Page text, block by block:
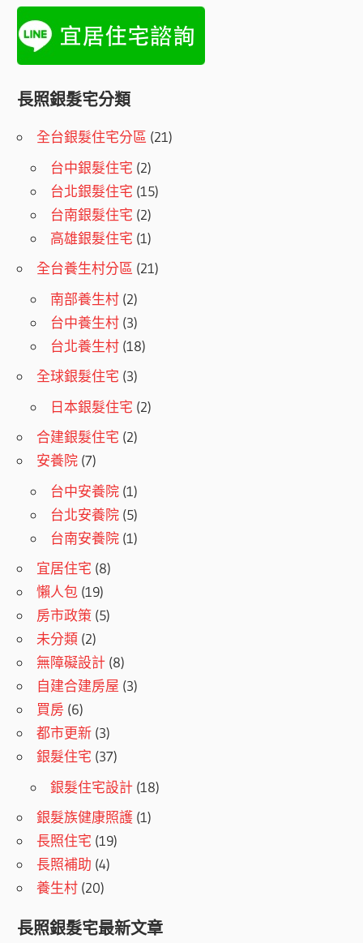
長照銀髮宅分類
全台銀髮住宅分區 (21)
台中銀髮住宅 (2)
台北銀髮住宅 (15)
台南銀髮住宅 (2)
高雄銀髮住宅 (1)
全台養生村分區 (21)
南部養生村 (2)
台中養生村 (3)
台北養生村 (18)
全球銀髮住宅 (3)
日本銀髮住宅 (2)
合建銀髮住宅 (2)
安養院 (7)
台中安養院 (1)
台北安養院 (5)
台南安養院 (1)
宜居住宅 (8)
懶人包 (19)
房市政策 (5)
未分類 (2)
無障礙設計 (8)
自建合建房屋 (3)
買房 (6)
都市更新 (3)
銀髮住宅 (37)
銀髮住宅設計 (18)
銀髮族健康照護 (1)
長照住宅 (19)
長照補助 (4)
養生村 (20)
長照銀髮宅最新文章